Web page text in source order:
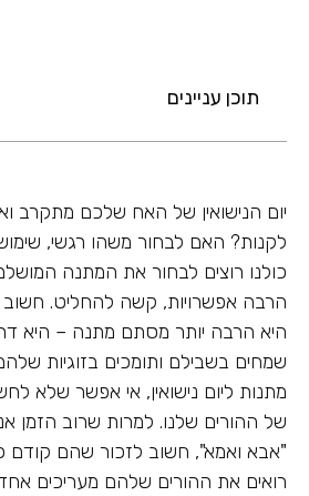
תוכן עניינים
יום הנישואין של האח שלכם מתקרב
לקנות? האם לבחור משהו רגשי,
כולנו רוצים לבחור את המתנה
הרבה אפשרויות, קשה להחליט.
היא הרבה יותר מסתם מתנה – היא
שמחים בשבילם ותומכים בזוגיות
מתנות ליום נישואין, אי אפשר שלא
של ההורים שלנו. למרות שרוב הזמן
"אבא ואמא", חשוב לזכור שהם קודם
רואים את ההורים שלהם מעריכים